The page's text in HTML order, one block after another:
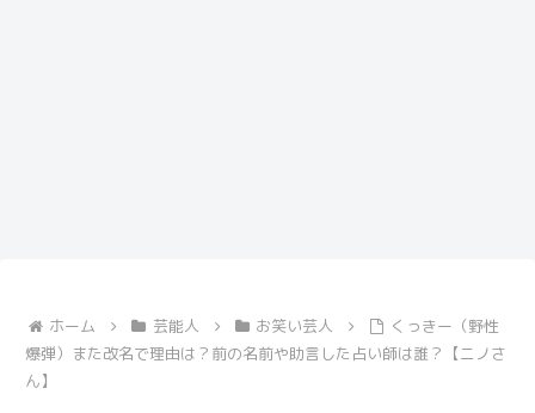
ホーム 芸能人 お笑い芸人
くっきー（野性
爆弾）また改名で理由は？前の名前や助言した占い師は誰？【ニノさ
ん】